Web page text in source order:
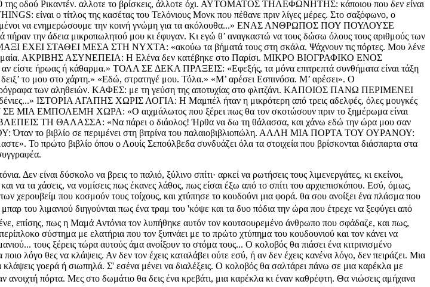
οδού Ρικαντέν. αλλοτε το βρίσκεις, άλλοτε όχι. ΑΥΤΟΜΑΤΟΣ ΤΗΛΕΦΩΝΗΤΗΣ: κάποιου που δεν είναι
είναι ο τίτλος της κασέτας του Τελόνιους Μονκ που πέθανε πριν λίγες μέρες. Στο σαξόφωνο, ο
να ενημερώσουμε την κοινή γνώμη για τα ακόλουθα...» ΕΝΑΣ ΑΝΘΡΩΠΟΣ ΠΟΥ ΠΟΥΛΟΥΣΕ
την άδεια μικροπωλητού μου κι έφυγαν. Κι εγώ θ’ αναγκαστώ να τους δώσω όλους τους αριθμούς των
ΕΧΕΙ ΣΤΑΘΕΙ ΜΕΣΑ ΣΤΗ ΝΥΧΤΑ: «ακούω τα βήματά τους στη σκάλα. Ψάχνουν τις πόρτες. Μου λένε
ΑΚΡΙΒΗΣ ΑΣΥΝΕΠΕΙΑ: Η Ελένα δεν κατέβηκε στο Παρίσι. ΜΙΚΡΟ ΒΙΟΓΡΑΦΙΚΟ ΕΝΟΣ
είστε ήρωας ή κάθαρμα.» ΤΟΛΑ ΣΕ ΔΕΚΑ ΠΡΑΞΕΙΣ: «Εφεξής, τα μόνα επιτρεπτά συνθήματα είναι τάξη
το μου στο χάρτη.» «Εδώ, στρατηγέ μου. Τόλα.» «Μ’ αρέσει Εσπινόσα. Μ’ αρέσει». Ο
των αληθειών. ΚΑΦΕΣ: με τη γεύση της αποτυχίας στο φλιτζάνι. ΚΑΠΟΙΟΣ ΠΑΝΩ ΠΕΡΙΜΕΝΕΙ
ΙΣΤΟΡΙΑ ΑΓΑΠΗΣ ΧΩΡΙΣ ΛΟΓΙΑ: Η Μαμπέλ ήταν η μικρότερη από τρεις αδελφές, όλες μουγκές
ΣΕ ΜΙΑ ΕΜΠΟΛΕΜΗ ΧΩΡΑ: «Ο αιχμάλωτος που ξέρει πως θα τον σκοτώσουν πριν το ξημέρωμα είναι
ΒΛΕΠΕΙΣ ΤΗ ΘΑΛΑΣΣΑ: «Να πάρει ο διάολος! Ήρθα να δω τη θάλασσα, και χάνω εδώ την ώρα μου σαν
το βιβλίο σε περιμένει στη βιτρίνα του παλαιοβιβλιοπώλη. ΑΛΛΗ ΜΙΑ ΠΟΡΤΑ ΤΟΥ ΟΥΡΑΝΟΥ:
Το πρώτο βιβλίο όπου ο Λουίς Σεπούλβεδα συνδυάζει όλα τα στοιχεία που βρίσκονται διάσπαρτα στα
είναι δύσκολο να βρεις το παλιό, ξύλινο σπίτι· αρκεί να ρωτήσεις τους λιμενεργάτες, κι εκείνοι,
να τα χάσεις, να νομίσεις πως έκανες λάθος, πως είσαι έξω από το σπίτι του αρχιεπισκόπου. Εσύ, όμως,
που κοσμούν τους τοίχους, και χτύπησε το κουδούνι μια φορά. θα σου ανοίξει ένα πλάσμα που
του λιμανιού διηγούνται πως ένα τραμ του 'κόψε και τα δυο πόδια την ώρα που έτρεχε να ξεφύγει από
επίσης, πως η Μαμά Αντόνια τον λυπήθηκε αυτόν τον κουτσουρεμένο άνθρωπο που σφάδαζε, και πως,
σύστημα με ελατήρια που τον ξυπνάει με το πρώτο χτύπημα του κουδουνιού και τον κάνει να
τους ξέρεις τώρα αυτούς άμα ανοίξουν το στόμα τους... Ο κολοβός θα πιάσει ένα κιτρινισμένο
λόγο θες να κλάψεις. Αν δεν τον έχεις καταλάβει ούτε εσύ, ή αν δεν έχεις κανένα λόγο, δεν πειράζει. Μια
κλάψεις γοερά ή σιωπηλά. Σ' εσένα μένει να διαλέξεις. Ο κολοβός θα σαλτάρει πάνω σε μια καρέκλα με
πόρτα. Μες στο δωμάτιο θα δεις ένα κρεβάτι, μια καρέκλα κι έναν καθρέφτη. Θα νιώσεις αμήχανα 